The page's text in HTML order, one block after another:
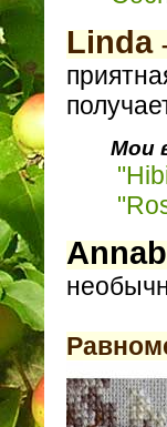
Linda
Мои